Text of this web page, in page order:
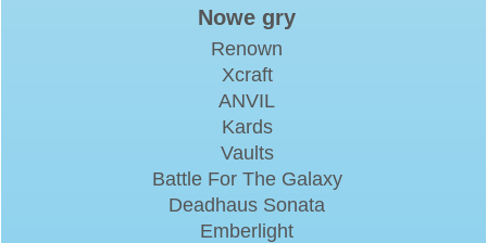
Nowe gry
Renown
Xcraft
ANVIL
Kards
Vaults
Battle For The Galaxy
Deadhaus Sonata
Emberlight